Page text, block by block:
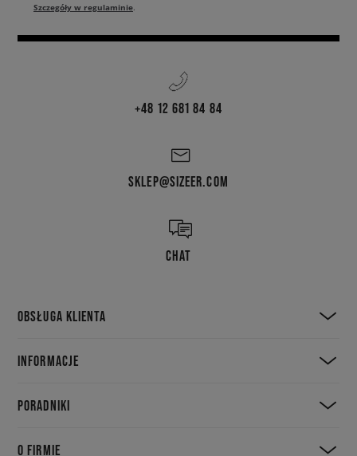
Szczegóły w regulaminie.
+48 12 681 84 84
SKLEP@SIZEER.COM
CHAT
OBSŁUGA KLIENTA
INFORMACJE
PORADNIKI
O FIRMIE